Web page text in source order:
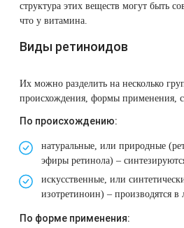
структура этих веществ могут быть
что у витамина.
Виды ретиноидов
Их можно разделить на несколько
происхождения, формы применения,
По происхождению:
натуральные, или природные
эфиры ретинола) –
искусственные, или
изотретиноин) – производятся в
По форме применения:
Лазерное удаление рубцов
Удаление рубцов
Удаление новообразований
Омоложение QOOLGLOW
QOOL- омоложение
Карбоновый пилинг
Избавиться от пигментных пятен
Остановить выпадение волос
Восстановление здоровья волос
Купить сертификат
Купить абонемент